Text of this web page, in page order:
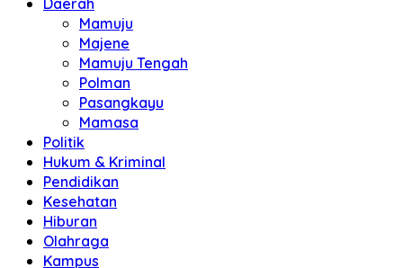
Daerah
Mamuju
Majene
Mamuju Tengah
Polman
Pasangkayu
Mamasa
Politik
Hukum & Kriminal
Pendidikan
Kesehatan
Hiburan
Olahraga
Kampus